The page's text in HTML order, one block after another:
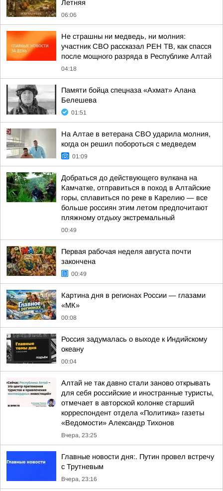
Лeтняя
06:06
Не страшны ни медведь, ни молния:
участник СВО рассказал РЕН ТВ, как спасся
после мощного разряда в Республике Алтай
04:18
Памяти бойца спецназа «Ахмат» Алана
Белешева
01:51
На Алтае в ветерана СВО ударила молния,
когда он решил побороться с медведем
01:09
Добраться до действующего вулкана на
Камчатке, отправиться в поход в Алтайские
горы, сплавиться по реке в Карелию — все
больше россиян этим летом предпочитают
пляжному отдыху экстремальный
00:49
Первая рабочая неделя августа почти
закончена
00:49
Картина дня в регионах России — глазами
«МК»
00:08
Россия задумалась о выходе к Индийскому
океану
00:04
Алтай не так давно стали заново открывать
для себя российские и иностранные туристы,
отмечает в авторской колонке старший
корреспондент отдела «Политика» газеты
«Ведомости» Александр Тихонов
Вчера, 23:25
Главные новости дня:. Путин провел встречу
с Трутневым
Вчера, 23:16